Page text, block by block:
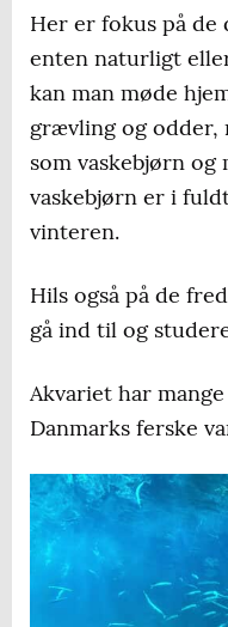
Her er fokus på de
enten naturligt
kan man møde
grævling og odder,
som vaskebjørn
vaskebjørn er i
vinteren.
Hils også på de
gå ind til og
Akvariet har
Danmarks ferske